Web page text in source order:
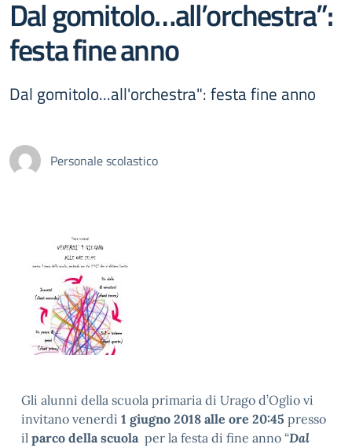
Dal gomitolo…all’orchestra”:
festa fine anno
Dal gomitolo...all'orchestra": festa fine anno
Personale scolastico
Gli alunni della scuola primaria di Urago d’Oglio vi
invitano venerdì 1 giugno 2018 alle ore 20:45 presso
il parco della scuolaper la festa di fine anno “Dal